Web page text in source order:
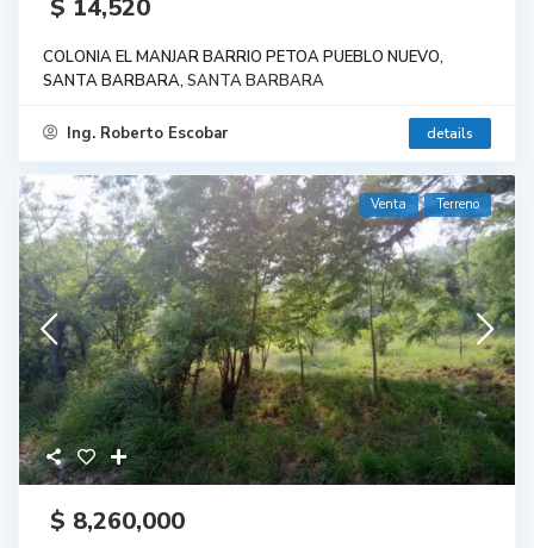
$ 14,520
COLONIA EL MANJAR BARRIO PETOA PUEBLO NUEVO,
SANTA BARBARA, SANTA BARBARA
Ing. Roberto Escobar details
Venta Terreno
$ 8,260,000